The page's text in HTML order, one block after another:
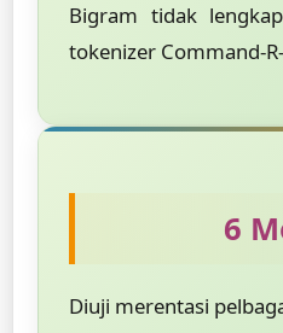
Bigram tidak
tokenizer Command-
6
Diuji merentasi